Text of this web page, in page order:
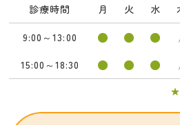
診療時間 月 火 水
9:00～13:00 ● ● ●
15:00～18:30 ● ● ●
★